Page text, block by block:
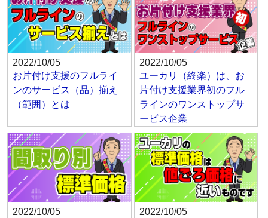
2022/10/05
お片付け支援のフルライ
ンのサービス（品）揃え
（範囲）とは
2022/10/05
ユーカリ（終楽）は、お
片付け支援業界初のフル
ラインのワンストップサ
ービス企業
2022/10/05
2022/10/05